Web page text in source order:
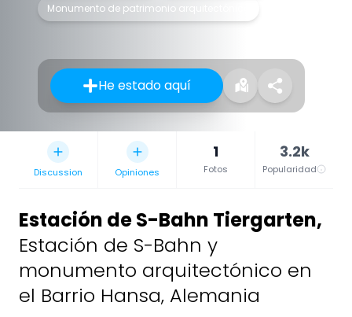
Monumento de patrimonio arquitectónico
He estado aquí
Discussion Opiniones
1
Fotos
3.2k
Popularidad
Estación de S-Bahn Tiergarten,
Estación de S-Bahn y
monumento arquitectónico en
el Barrio Hansa, Alemania